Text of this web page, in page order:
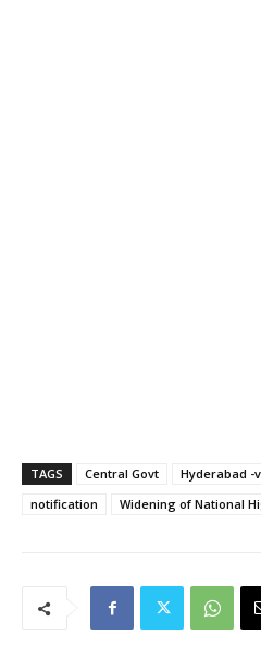
TAGS Central Govt Hyderabad -
notification
Widening of National